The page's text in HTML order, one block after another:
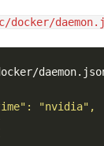
docker/